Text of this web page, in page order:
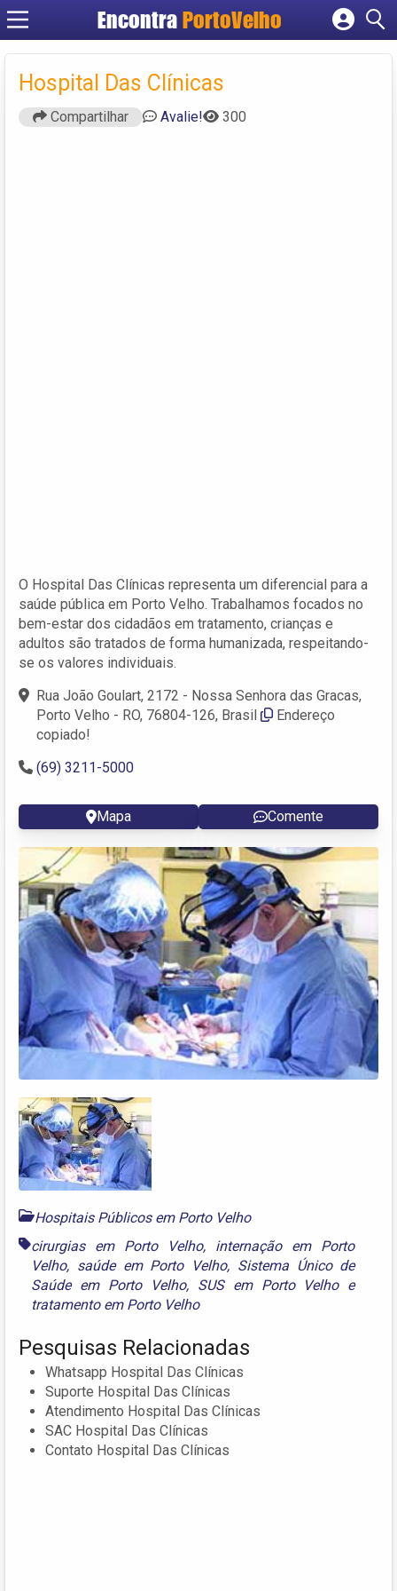
EncontraPortoVelho
Cadastrar empresa
Criar conta
Hospital Das Clínicas
Compartilhar Avalie! 300
O Hospital Das Clínicas representa um diferencial para a
saúde pública em Porto Velho. Trabalhamos focados no
bem-estar dos cidadãos em tratamento, crianças e
adultos são tratados de forma humanizada, respeitando-
se os valores individuais.
Rua João Goulart, 2172 - Nossa Senhora das Gracas,
Porto Velho - RO, 76804-126, Brasil
Endereço
copiado!
(69) 3211-5000
Mapa Comente
Hospitais Públicos em Porto Velho
cirurgias em Porto Velho, internação em Porto
Velho, saúde em Porto Velho, Sistema Único de
Saúde em Porto Velho, SUS em Porto Velhoe
tratamento em Porto Velho
Pesquisas Relacionadas
Whatsapp Hospital Das Clínicas
Suporte Hospital Das Clínicas
Atendimento Hospital Das Clínicas
SAC Hospital Das Clínicas
Contato Hospital Das Clínicas